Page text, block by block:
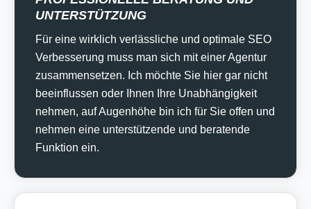
UNTERSTÜTZUNG
Für eine wirklich verlässliche und optimale SEO
Verbesserung muss man sich mit einer Agentur
zusammensetzen. Ich möchte Sie hier gar nicht
beeinflussen oder Ihnen Ihre Unabhängigkeit
nehmen, auf Augenhöhe bin ich für Sie offen und
nehmen eine unterstützende und beratende
Funktion ein.